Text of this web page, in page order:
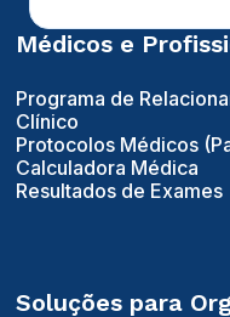
Médicos e
Programa de
Clínico
Protocolos Médicos
Calculadora Médica
Resultados de Exames
Soluções para